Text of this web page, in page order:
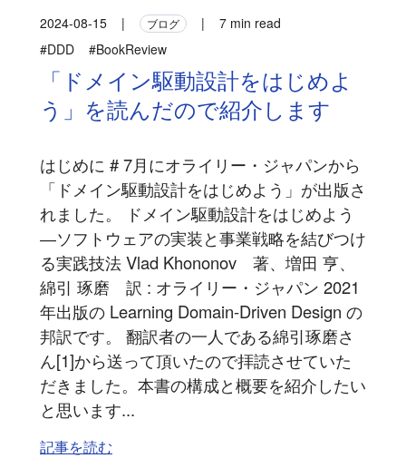
2024-08-15 | ブログ |
7 min read
#DDD
#BookReview
「ドメイン駆動設計をはじめよ
う」を読んだので紹介します
はじめに # 7月にオライリー・ジャパンから
「ドメイン駆動設計をはじめよう」が出版さ
れました。 ドメイン駆動設計をはじめよう
―ソフトウェアの実装と事業戦略を結びつけ
る実践技法 Vlad Khononov 著、増田 亨、
綿引 琢磨 訳 : オライリー・ジャパン 2021
年出版の Learning Domain-Driven Design の
邦訳です。 翻訳者の一人である綿引琢磨さ
ん[1]から送って頂いたので拝読させていた
だきました。本書の構成と概要を紹介したい
と思います...
記事を読む